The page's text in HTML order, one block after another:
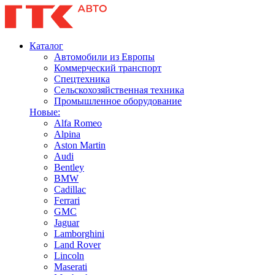
Каталог
Автомобили из Европы
Коммерческий транспорт
Спецтехника
Сельскохозяйственная техника
Промышленное оборудование
Новые:
Alfa Romeo
Alpina
Aston Martin
Audi
Bentley
BMW
Cadillac
Ferrari
GMC
Jaguar
Lamborghini
Land Rover
Lincoln
Maserati